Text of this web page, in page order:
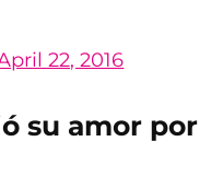
22, 2016
su amor por